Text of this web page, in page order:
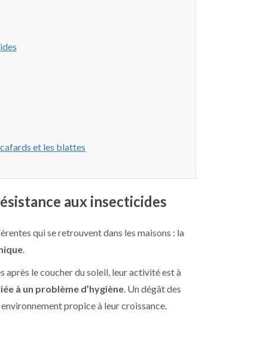
et les blattes
aux insecticides
qui se retrouvent dans les maisons : la
.
le coucher du soleil, leur activité est à
à un problème d’hygiène. Un dégât des
propice à leur croissance.